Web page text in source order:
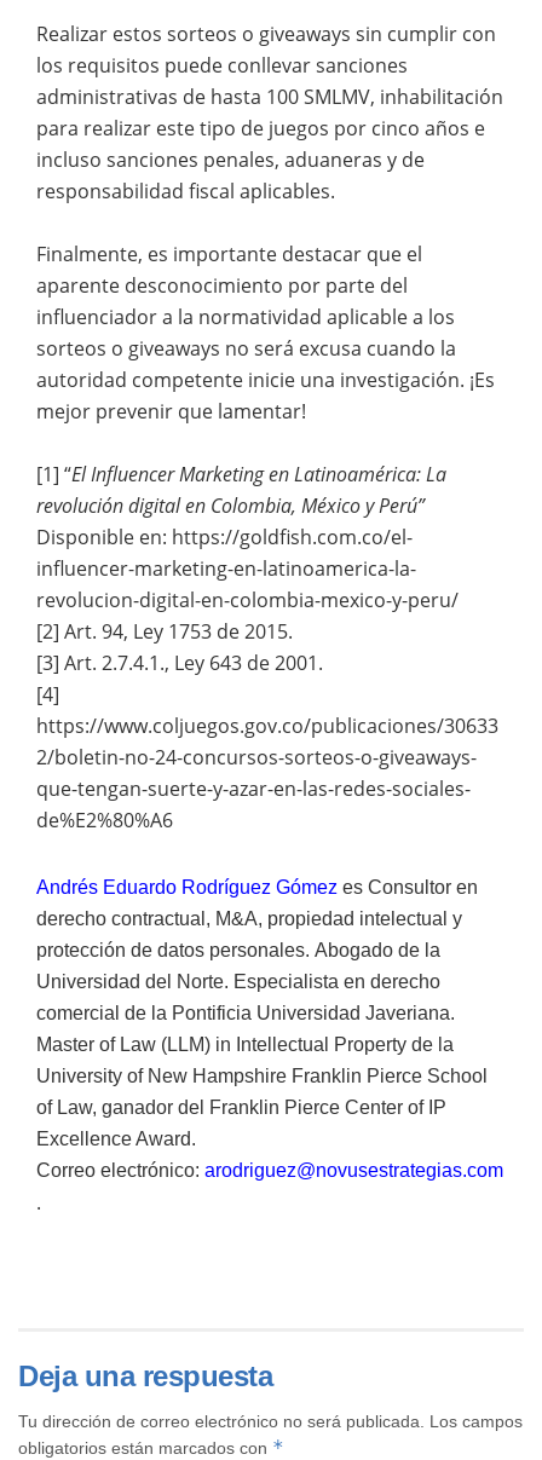
Realizar estos sorteos o giveaways sin cumplir con
los requisitos puede conllevar sanciones
administrativas de hasta 100 SMLMV, inhabilitación
para realizar este tipo de juegos por cinco años e
incluso sanciones penales, aduaneras y de
responsabilidad fiscal aplicables.
Finalmente, es importante destacar que el
aparente desconocimiento por parte del
influenciador a la normatividad aplicable a los
sorteos o giveaways no será excusa cuando la
autoridad competente inicie una investigación. ¡Es
mejor prevenir que lamentar!
[1] “El Influencer Marketing en Latinoamérica: La
revolución digital en Colombia, México y Perú”
Disponible en: https://goldfish.com.co/el-
influencer-marketing-en-latinoamerica-la-
revolucion-digital-en-colombia-mexico-y-peru/
[2] Art. 94, Ley 1753 de 2015.
[3] Art. 2.7.4.1., Ley 643 de 2001.
[4]
https://www.coljuegos.gov.co/publicaciones/30633
2/boletin-no-24-concursos-sorteos-o-giveaways-
que-tengan-suerte-y-azar-en-las-redes-sociales-
de%E2%80%A6
Andrés Eduardo Rodríguez Gómez es Consultor en
derecho contractual, M&A, propiedad intelectual y
protección de datos personales. Abogado de la
Universidad del Norte. Especialista en derecho
comercial de la Pontificia Universidad Javeriana.
Master of Law (LLM) in Intellectual Property de la
University of New Hampshire Franklin Pierce School
of Law, ganador del Franklin Pierce Center of IP
Excellence Award.
Correo electrónico: arodriguez@novusestrategias.com
.
Deja una respuesta
Tu dirección de correo electrónico no será publicada.
Los campos
obligatorios están marcados con *